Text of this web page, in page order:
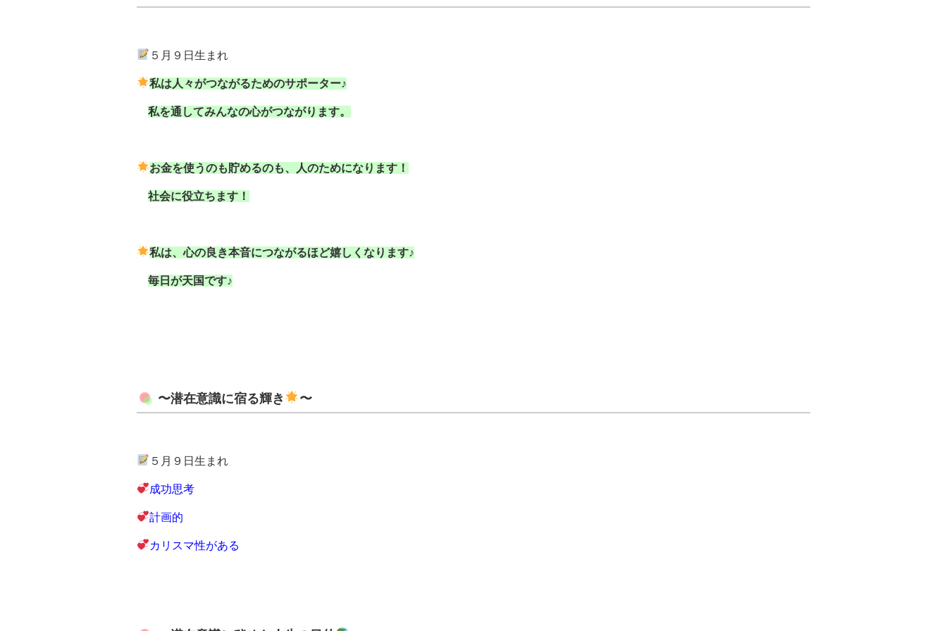
５月９日生まれ
私は人々がつながるためのサポーター♪
私を通してみんなの心がつながります。
お金を使うのも貯めるのも、人のためになります！
社会に役立ちます！
私は、心の良き本音につながるほど嬉しくなります♪
毎日が天国です♪
〜潜在意識に宿る輝き 〜
５月９日生まれ
成功思考
計画的
カリスマ性がある